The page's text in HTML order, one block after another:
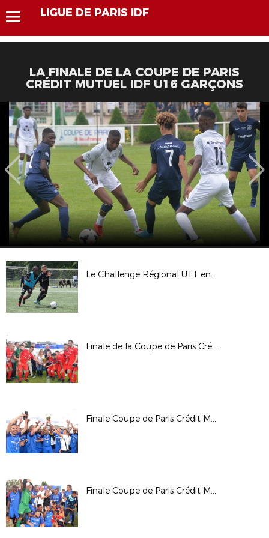
LIGUE DE PARIS IDF
LA FINALE DE LA COUPE DE PARIS
CRÉDIT MUTUEL IDF U16 GARÇONS
Le Challenge Régional U11 en images
Finale de la Coupe de Paris Crédit Mutuel IDF CDM
Finale Coupe de Paris Crédit Mutuel IDF Foot Entreprise Samedi Après-Midi
Finale Coupe de Paris Crédit Mutuel IDF Anciens